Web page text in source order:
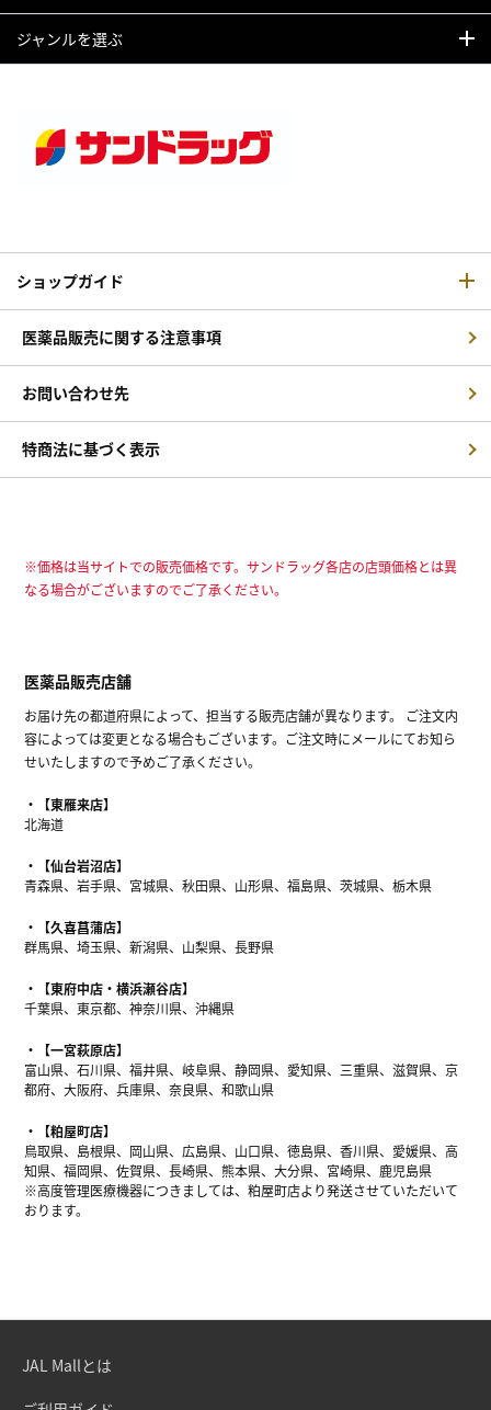
ジャンルを選ぶ
ショップガイド
医薬品販売に関する注意事項
お問い合わせ先
特商法に基づく表示
※価格は当サイトでの販売価格です。サンドラッグ各店の店頭価格とは異
なる場合がございますのでご了承ください。
医薬品販売店舗
お届け先の都道府県によって、担当する販売店舗が異なります。 ご注文内
容によっては変更となる場合もございます。ご注文時にメールにてお知ら
せいたしますので予めご了承ください。
【東雁来店】
北海道
【仙台岩沼店】
青森県、岩手県、宮城県、秋田県、山形県、福島県、茨城県、栃木県
【久喜菖蒲店】
群馬県、埼玉県、新潟県、山梨県、長野県
【東府中店・横浜瀬谷店】
千葉県、東京都、神奈川県、沖縄県
【一宮萩原店】
富山県、石川県、福井県、岐阜県、静岡県、愛知県、三重県、滋賀県、京
都府、大阪府、兵庫県、奈良県、和歌山県
【粕屋町店】
鳥取県、島根県、岡山県、広島県、山口県、徳島県、香川県、愛媛県、高
知県、福岡県、佐賀県、長崎県、熊本県、大分県、宮崎県、鹿児島県
※高度管理医療機器につきましては、粕屋町店より発送させていただいて
おります。
JAL Mallとは